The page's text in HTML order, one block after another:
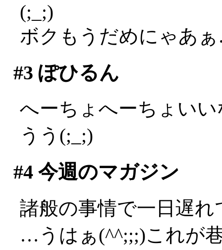
(;_;)
ボクもうだめにゃあ
#3 ぽひるん
へーちょへーちょい
うう(;_;)
#4今週のマガジン
諸般の事情で一日遅
…うはぁ(^^;;;)これが